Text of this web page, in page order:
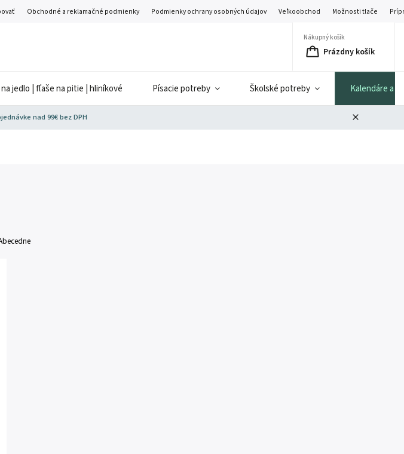
Obchodné a reklamačné podmienky Podmienky ochrany osobných údajov Veľkoobchod Možnosti tlače
Nákupný košík
Prázdny košík
na jedlo | fľaše na pitie | hliníkové Písacie potreby Školské potreby Kalendáre a
nad 99€ bez DPH